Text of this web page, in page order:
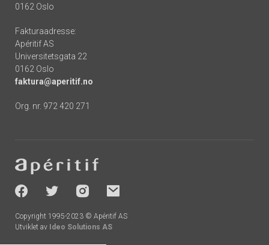
0162 Oslo
Fakturaadresse:
Apéritif AS
Universitetsgata 22
0162 Oslo
faktura@aperitif.no
Org. nr. 972 420 271
-
socials
Copyright 1995-2023 © Apéritif AS
Utviklet av Ideo Solutions AS